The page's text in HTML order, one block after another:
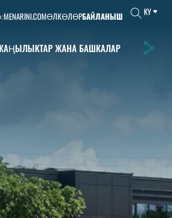
MENARINI.COMӨЛКӨЛӨРБАЙЛАНЫШ KY
ЖАНА БАШКАЛАР